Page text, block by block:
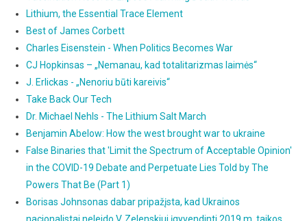
Lithium, the Essential Trace Element
Best of James Corbett
Charles Eisenstein - When Politics Becomes War
CJ Hopkinsas – „Nemanau, kad totalitarizmas laimės“
J. Erlickas - „Nenoriu būti kareivis“
Take Back Our Tech
Dr. Michael Nehls - The Lithium Salt March
Benjamin Abelow: How the west brought war to ukraine
False Binaries that 'Limit the Spectrum of Acceptable Opinion'
in the COVID-19 Debate and Perpetuate Lies Told by The
Powers That Be (Part 1)
Borisas Johnsonas dabar pripažįsta, kad Ukrainos
nacionalistai neleido V. Zelenskiui įgyvendinti 2019 m. taikos